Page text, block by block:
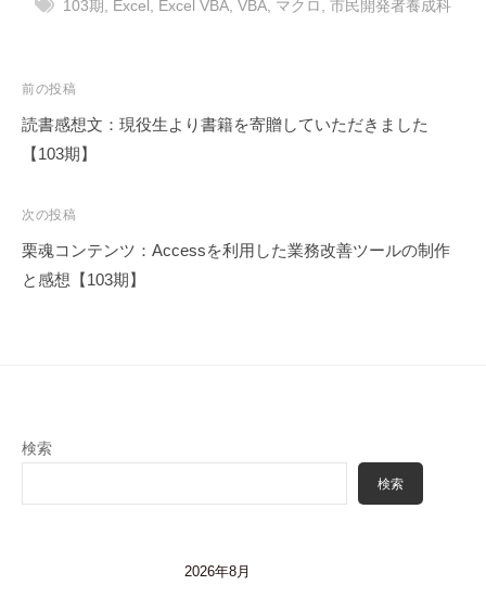
103期 Excel Excel VBA VBA マクロ 市民開発者養成科
投
稿
ナ
ゲ
ー
シ
前の投稿
読書感想文：現役生より書籍を寄贈していただきました
【103期】
次の投稿
栗魂コンテンツ：Accessを利用した業務改善ツールの制作
と感想【103期】
検索
検索
2026年8月